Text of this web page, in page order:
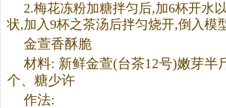
2.梅花冻粉加糖拌匀后,加6杯开水
状,加入9杯之茶汤后拌匀烧开,倒入模
金萱香酥脆
材料: 新鲜金萱(台茶12号)嫩芽半
个、糖少许
作法: